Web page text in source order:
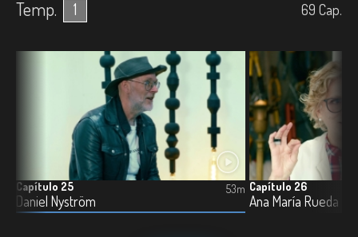
Temp. 1 69 Cap.
Capítulo 25
Daniel Nyström
53m Capítulo 26
Ana María Rueda